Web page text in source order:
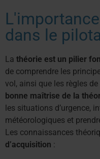
dans le
La théorie est un pilier
de comprendre les
vol, ainsi que les règles
bonne maîtrise de la
les situations d’urgence,
météorologiques et
Les connaissances
d’acquisition :